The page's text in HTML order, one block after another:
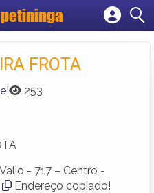
empresa
contaFROTA
253
- 717 – Centro -
Endereço copiado!